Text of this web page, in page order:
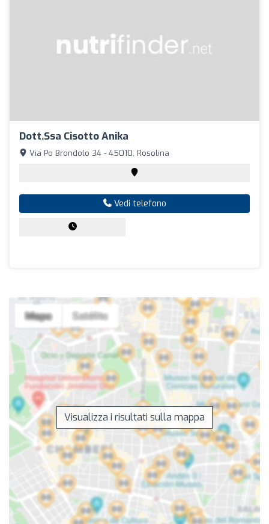
Dott.ssa Cisotto Anika
Via Po Brondolo 34 - 45010, Rosolina
Vedi telefono
Visualizza i risultati sulla mappa